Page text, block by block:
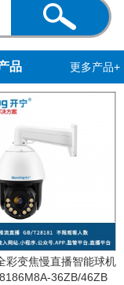
品 更多产品+
彩变焦慢直播智能球机
36ZB/46ZB